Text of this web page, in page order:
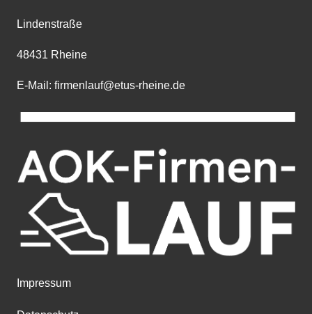
Lindenstraße
48431 Rheine
E-Mail: firmenlauf@etus-rheine.de
Impressum